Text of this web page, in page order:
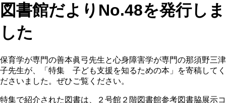
図書館だよりNo.48を発行しま
した
保育学が専門の善本眞弓先生と心身障害学が専門の那須野三津
子先生が、「特集 子ども支援を知るための本」を寄稿してく
ださいました。ぜひご覧ください。
特集で紹介された図書は、２号館２階図書館参考図書脇展示コ